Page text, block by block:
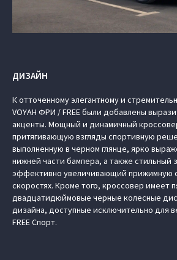
ДИЗАЙН
К отточенному элегантному и
VOYAH ФРИ / FREE были добавлены
акценты. Мощный и динамичный
притягивающую взгляды спортивную
выполненную в черном глянце, ярко
нижней части бампера, а также стильный
эффективно увеличивающий прижимную
скоростях. Кроме того, кроссовер имеет
двадцатидюймовые черные колесные
дизайна, доступные исключительно для
FREE Спорт.